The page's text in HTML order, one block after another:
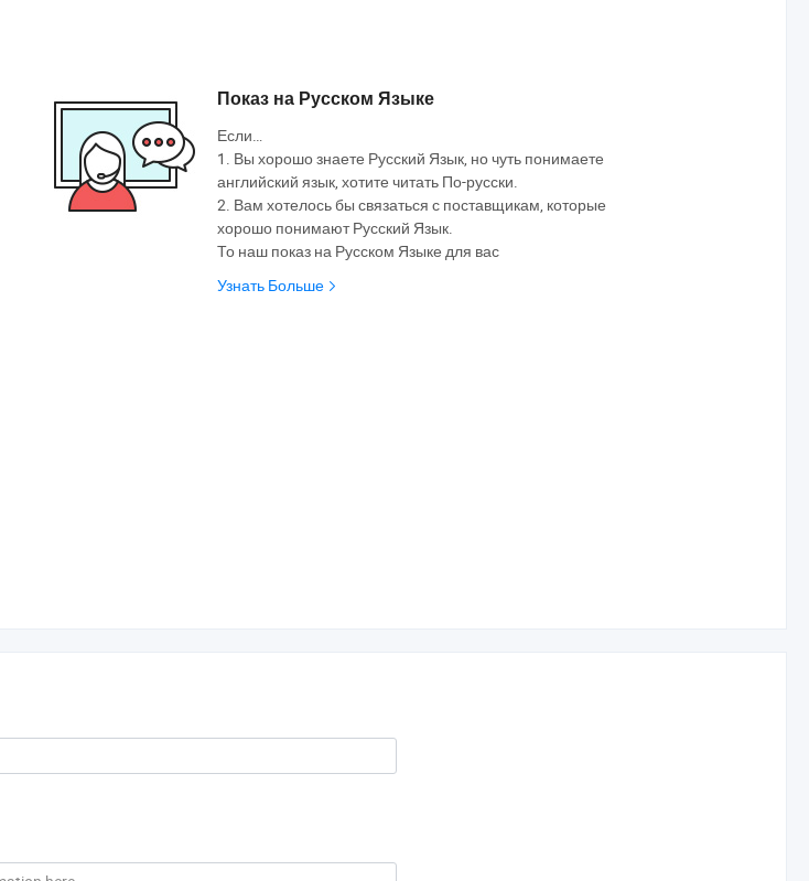
Показ на Русском Языке
Если…
1. Вы хорошо знаете Русский Язык, но чуть понимаете
английский язык, хотите читать По-русски.
2. Вам хотелось бы связаться с поставщикам, которые
хорошо понимают Русский Язык.
То наш показ на Русском Языке для вас
Узнать Больше